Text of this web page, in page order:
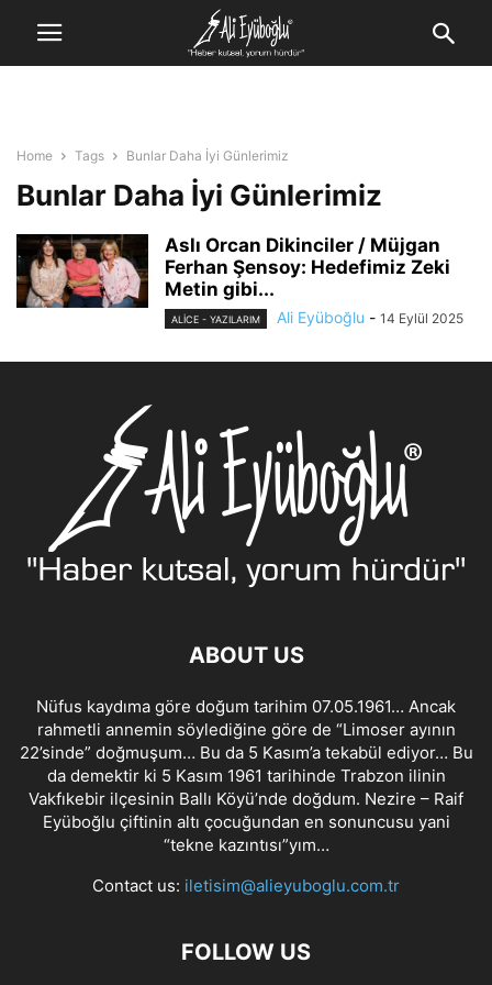
Home Tags Bunlar Daha İyi Günlerimiz
Bunlar Daha İyi Günlerimiz
Aslı Orcan Dikinciler / Müjgan
Ferhan Şensoy: Hedefimiz Zeki
Metin gibi...
ALİCE - YAZILARIM Ali Eyüboğlu - 14 Eylül 2025
ABOUT US
Nüfus kaydıma göre doğum tarihim 07.05.1961… Ancak
rahmetli annemin söylediğine göre de “Limoser ayının
22’sinde” doğmuşum… Bu da 5 Kasım’a tekabül ediyor… Bu
da demektir ki 5 Kasım 1961 tarihinde Trabzon ilinin
Vakfıkebir ilçesinin Ballı Köyü’nde doğdum. Nezire – Raif
Eyüboğlu çiftinin altı çocuğundan en sonuncusu yani
“tekne kazıntısı”yım…
Contact us: iletisim@alieyuboglu.com.tr
FOLLOW US